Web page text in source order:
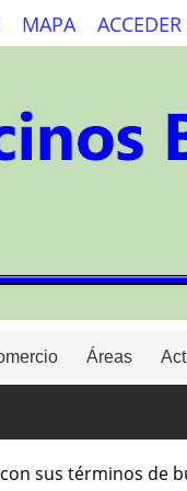
MAPA ACCEDER
Áreas
sus términos de